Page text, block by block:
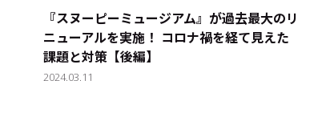
『スヌーピーミュージアム』が過去最大のリ
ニューアルを実施！ コロナ禍を経て見えた
課題と対策【後編】
2024.03.11